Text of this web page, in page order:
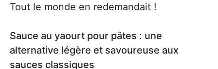
Tout le monde en redemandait !
Sauce au yaourt pour pâtes : une
alternative légère et savoureuse aux
sauces classiques